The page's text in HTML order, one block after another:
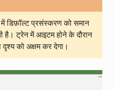
में डिफ़ॉल्ट प्रसंस्करण को समान
है। ट्रेन में आइटम होने के दौरान
को अक्षम कर देगा।